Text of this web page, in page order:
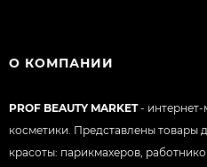
О КОМПАНИИ
PROF BEAUTY MARKET- интернет-
косметики. Представлены товары
красоты: парикмахеров,